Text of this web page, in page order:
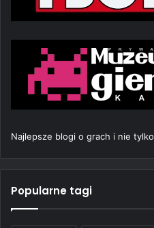
Najlepsze blogi o grach i nie tylko
Popularne tagi